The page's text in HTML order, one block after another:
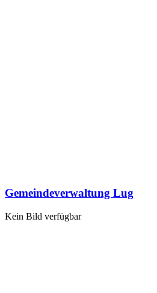
Gemeindeverwaltung Lug
Kein Bild verfügbar